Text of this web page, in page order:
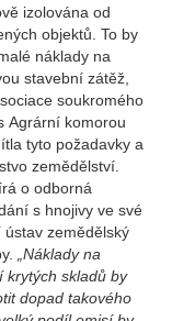
izolována od
objektů. To by
náklady na
stavební zátěž,
soukromého
Agrární komorou
tyto požadavky a
zemědělství.
o odborná
s hnojivy ve své
zemědělský
„Náklady na
krytých skladů by
dopad takového